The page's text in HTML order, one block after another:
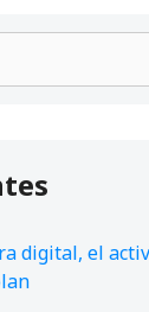
digital, el